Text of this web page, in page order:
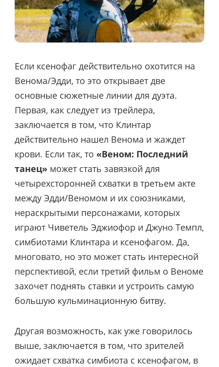
Если ксенофаг действительно охотится на
Венома/Эдди, то это открывает две
основные сюжетные линии для дуэта.
Первая, как следует из трейлера,
заключается в том, что Клинтар
действительно нашел Венома и жаждет
крови. Если так, то «Веном: Последний
танец» может стать завязкой для
четырехсторонней схватки в третьем акте
между Эдди/Веномом и их союзниками,
нераскрытыми персонажами, которых
играют Чиветель Эджиофор и Джуно Темпл,
симбиотами Клинтара и ксенофагом. Да,
многовато, но это может стать интересной
перспективой, если третий фильм о Веноме
захочет поднять ставки и устроить самую
большую кульминационную битву.
Другая возможность, как уже говорилось
выше, заключается в том, что зрителей
ожидает схватка симбиота с ксенофагом, в